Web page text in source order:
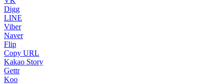
Digg
LINE
Viber
Naver
Flip
Copy URL
Kakao Story
Gettr
Koo